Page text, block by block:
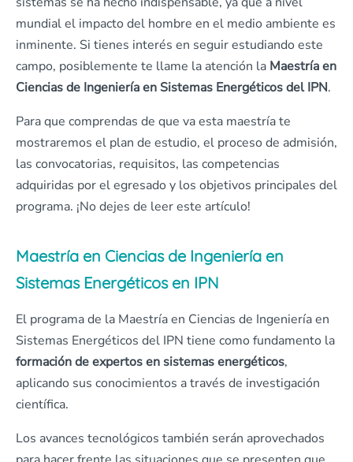
mundial el impacto del hombre en el medio ambiente es
inminente. Si tienes interés en seguir estudiando este
campo, posiblemente te llame la atención la Maestría en
Ciencias de Ingeniería en Sistemas Energéticos del IPN.
Para que comprendas de que va esta maestría te
mostraremos el plan de estudio, el proceso de admisión,
las convocatorias, requisitos, las competencias
adquiridas por el egresado y los objetivos principales del
programa. ¡No dejes de leer este artículo!
Maestría en Ciencias de Ingeniería en
Sistemas Energéticos en IPN
El programa de la Maestría en Ciencias de Ingeniería en
Sistemas Energéticos del IPN tiene como fundamento la
formación de expertos en sistemas energéticos,
aplicando sus conocimientos a través de investigación
científica.
Los avances tecnológicos también serán aprovechados